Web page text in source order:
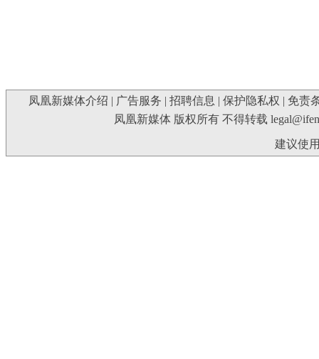
凤凰新媒体介绍 | 广告服务 | 招聘信息 | 保护隐私权 | 免责
凤凰新媒体 版权所有 不得转载
建议使